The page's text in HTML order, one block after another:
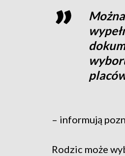
– informują
Rodzic może